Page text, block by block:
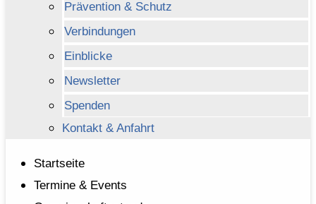
Prävention & Schutz
Verbindungen
Einblicke
Newsletter
Spenden
Kontakt & Anfahrt
Startseite
Termine & Events